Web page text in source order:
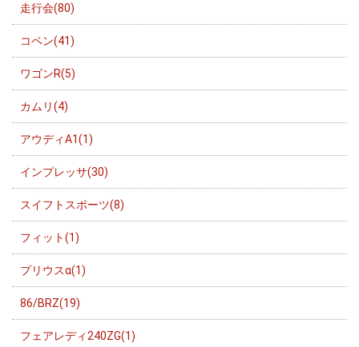
走行会(80)
コペン(41)
ワゴンR(5)
カムリ(4)
アウディA1(1)
インプレッサ(30)
スイフトスポーツ(8)
フィット(1)
プリウスα(1)
86/BRZ(19)
フェアレディ240ZG(1)